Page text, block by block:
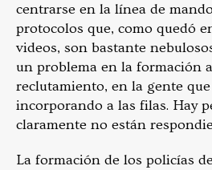
centrarse en la línea de
protocolos que, como quedó
videos, son bastante
un problema en la formación
reclutamiento, en la gente que
incorporando a las filas. Hay
claramente no están
La formación de los policías